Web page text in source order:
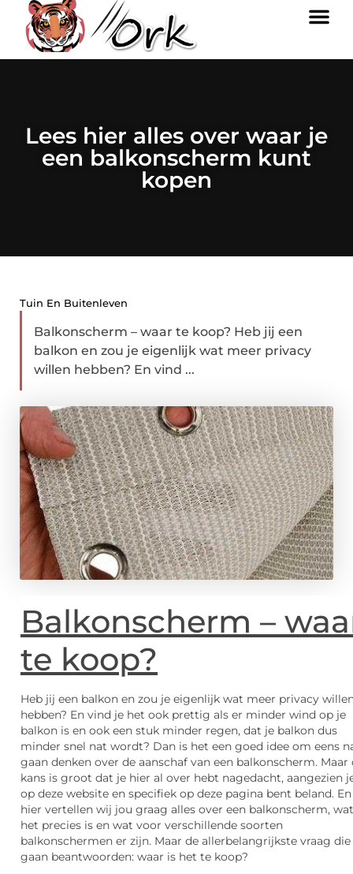
Lees hier alles over waar je
een balkonscherm kunt
kopen
Tuin En Buitenleven
Balkonscherm – waar te koop? Heb jij een
balkon en zou je eigenlijk wat meer privacy
willen hebben? En vind ...
Balkonscherm –
te koop?
Heb jij een balkon en zou je eigenlijk wat meer privacy
hebben? En vind je het ook prettig als er minder wind op je
balkon is en ook een stuk minder regen, dat je balkon dus
minder snel nat wordt? Dan is het een goed idee om eens
gaan denken over de aanschaf van een balkonscherm. Maar
kans is groot dat je hier al over hebt nagedacht, aangezien
op deze website en specifiek op deze pagina bent beland. En
hier vertellen wij jou graag alles over een balkonscherm, wat
het precies is en wat voor verschillende soorten
balkonschermen er zijn. Maar de allerbelangrijkste vraag die
gaan beantwoorden: waar is het te koop?